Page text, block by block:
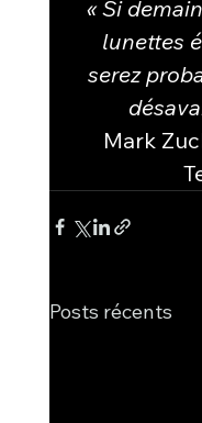
« Si
lunettes
serez
Mark
Posts récents